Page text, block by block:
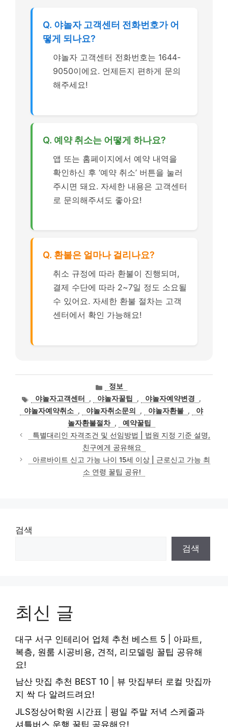
Q. 야놀자 고객센터 전화번호가 어
떻게 되나요?
야놀자 고객센터 전화번호는 1644-
9050이에요. 언제든지 편하게 문의
해주세요!
Q. 예약 취소는 어떻게 하나요?
앱 또는 홈페이지에서 예약 내역을
확인하신 후 ‘예약 취소’ 버튼을 눌러
주시면 돼요. 자세한 내용은 고객센터
로 문의해주셔도 좋아요!
Q. 환불은 얼마나 걸리나요?
취소 규정에 따라 환불이 진행되며,
결제 수단에 따라 2~7일 정도 소요될
수 있어요. 자세한 환불 절차는 고객
센터에서 확인 가능해요!
카
테
고
리
정보
태
그
야놀자고객센터 , 야놀자꿀팁 , 야놀자예약변경
,
야놀자예약취소 , 야놀자취소문의 , 야놀자환불 ,
야
놀자환불절차 ,
예약꿀팁
특별대리인 자격조건 및 선임방법 | 법원 지정 기준 설명,
친구에게 공유해요
아르바이트 신고 가능 나이 15세 이상 | 근로신고 가능 최
소 연령 꿀팁 공유!
검색
검색
최신 글
대구 서구 인테리어 업체 추천 베스트 5 | 아파트,
복층, 원룸 시공비용, 견적, 리모델링 꿀팁 공유해
요!
남산 맛집 추천 BEST 10 | 뷰 맛집부터 로컬 맛집까
지 싹 다 알려드려요!
JLS정상어학원 시간표 | 평일 주말 저녁 스케줄과
셔틀버스 운행 꿀팁 공유해요!